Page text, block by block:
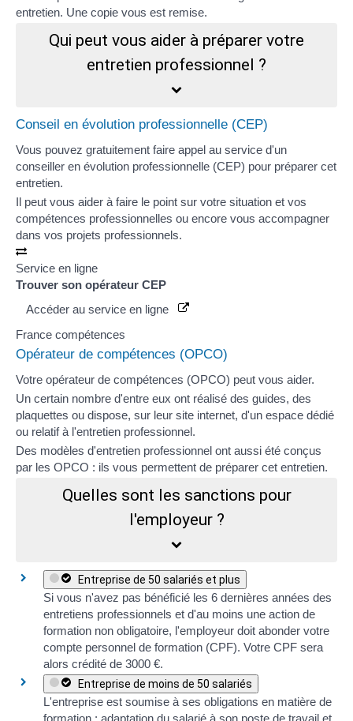
entretien. Une copie vous est remise.
Qui peut vous aider à préparer votre
entretien professionnel ?
Conseil en évolution professionnelle (CEP)
Vous pouvez gratuitement faire appel au service d'un
conseiller en évolution professionnelle (CEP) pour préparer cet
entretien.
Il peut vous aider à faire le point sur votre situation et vos
compétences professionnelles ou encore vous accompagner
dans vos projets professionnels.
Service en ligne
Trouver son opérateur CEP
Accéder au service en ligne
France compétences
Opérateur de compétences (OPCO)
Votre opérateur de compétences (OPCO) peut vous aider.
Un certain nombre d'entre eux ont réalisé des guides, des
plaquettes ou dispose, sur leur site internet, d'un espace dédié
ou relatif à l'entretien professionnel.
Des modèles d'entretien professionnel ont aussi été conçus
par les OPCO : ils vous permettent de préparer cet entretien.
Quelles sont les sanctions pour
l'employeur ?
Entreprise de 50 salariés et plus
Si vous n'avez pas bénéficié les 6 dernières années des
entretiens professionnels et d'au moins une action de
formation non obligatoire, l'employeur doit abonder votre
compte personnel de formation (CPF). Votre CPF sera
alors crédité de 3000 €.
Entreprise de moins de 50 salariés
L'entreprise est soumise à ses obligations en matière de